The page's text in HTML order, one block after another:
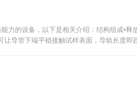
力的设备，以下是相关介绍：结构组成•
导管下端平稳接触试样表面，导轨长度即